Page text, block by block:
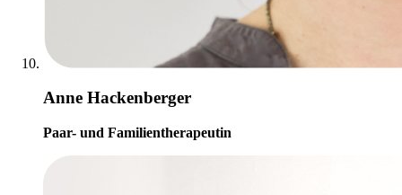
Anne Hackenberger
Paar- und Familientherapeutin